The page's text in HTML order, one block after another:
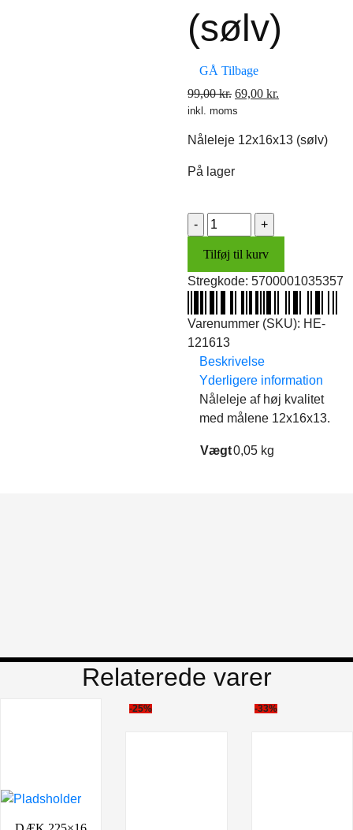
(sølv)
GÅ Tilbage
99,00kr. Den
oprindelige
99,00 kr..
69,00 kr.
inkl. moms
Nåleleje 12x16x13 (sølv)
På lager
Nåleleje
12x16x13
(sølv)
antal
Tilføj til kurv
Stregkode: 5700001035357
Varenummer (SKU): HE-
121613
Beskrivelse
Yderligere information
Nåleleje af høj kvalitet
med målene 12x16x13.
Vægt0,05 kg
Relaterede varer
-25% -33%